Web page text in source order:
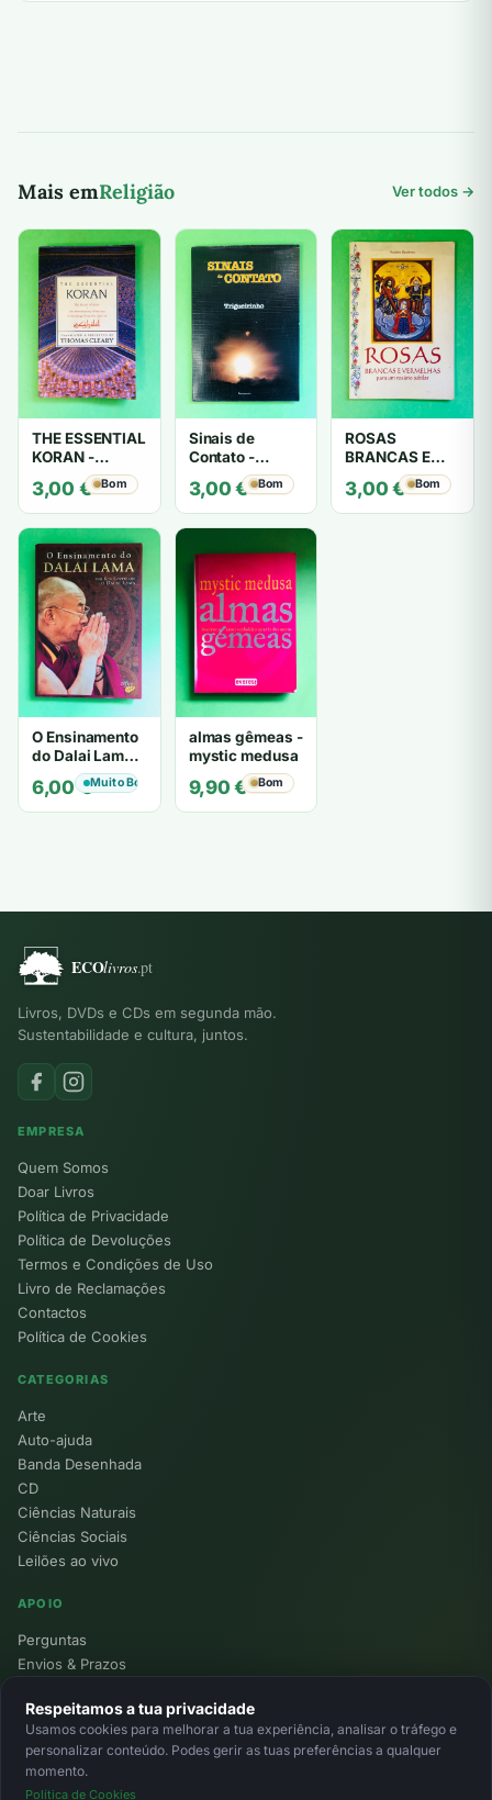
Mais emReligião Ver todos →
THE ESSENTIAL
KORAN -
THOMAS
CLEARY
3,00 € Bom
Sinais de
Contato -
Trigueirinho
3,00€ Bom
ROSAS
BRANCAS E
VERMELHAS -
António
Barahona
3,00€ Bom
O Ensinamento
do Dalai Lama -
por Sua
Santidade o
Dalai Lama
6,00€Muito Bom
almas gêmeas -
mystic medusa
9,90€ Bom
Livros, DVDs e CDs em segunda mão.
Sustentabilidade e cultura, juntos.
EMPRESA
Quem Somos
Doar Livros
Política de Privacidade
Política de Devoluções
Termos e Condições de Uso
Livro de Reclamações
Contactos
Política de Cookies
CATEGORIAS
Arte
Auto-ajuda
Banda Desenhada
CD
Ciências Naturais
Ciências Sociais
Leilões ao vivo
APOIO
Perguntas
Envios & Prazos
Devoluções
Minha Conta
Respeitamos a tua privacidade
Usamos cookies para melhorar a tua experiência, analisar o tráfego e
personalizar conteúdo. Podes gerir as tuas preferências a qualquer
momento.
Política de Cookies